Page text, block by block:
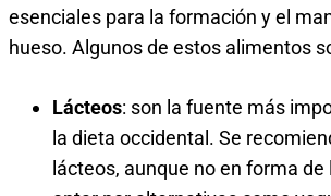
esenciales para la formación y el
hueso. Algunos de estos alimentos
Lácteos: son la fuente más
la dieta occidental. Se
lácteos, aunque no en forma